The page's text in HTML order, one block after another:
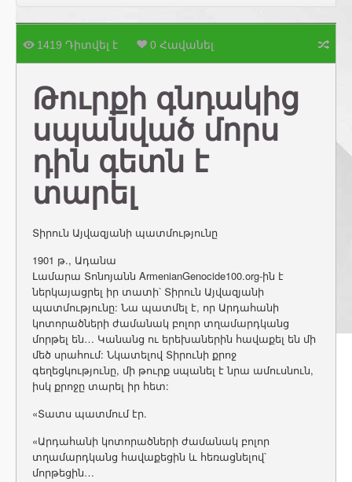
1419 Դիտվել է 0 Հավանել
Թուրքի գնդակից
սպանված մորս
դին գետն է
տարել
Տիրուն Այվազյանի պատմությունը
1901 թ., Ադանա
Լամարա Տոնոյանն ArmenianGenocide100.org-ին է
ներկայացրել իր տատի՝ Տիրուն Այվազյանի
պատմությունը: Նա պատմել է, որ Արդահանի
կոտորածների ժամանակ բոլոր տղամարդկանց
մորթել են… Կանանց ու երեխաներին հավաքել են մի
մեծ սրահում: Նկատելով Տիրունի քրոջ
գեղեցկությունը, մի թուրք սպանել է նրա ամուսնուն,
իսկ քրոջը տարել իր հետ:
«Տատս պատմում էր.
«Արդահանի կոտորածների ժամանակ բոլոր
տղամարդկանց հավաքեցին և հեռացնելով՝
մորթեցին…